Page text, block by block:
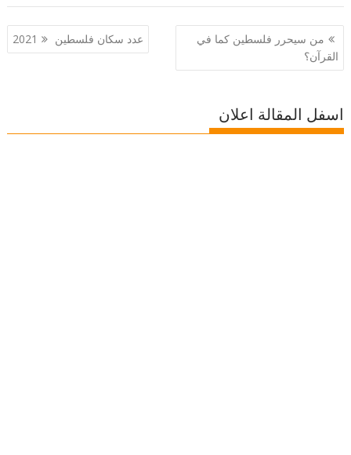
تصفّح
المقالات
من سيحرر فلسطين كما في
القرآن؟
عدد سكان فلسطين 2021
اسفل المقالة اعلان